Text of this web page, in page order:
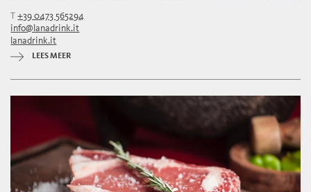
T+39 0473 565294
info@lanadrink.it
lanadrink.it
LEES MEER